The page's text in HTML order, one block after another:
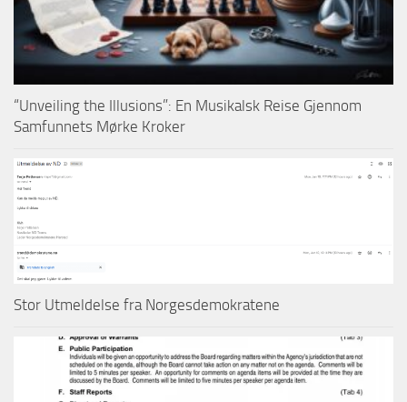
“Unveiling the Illusions”: En Musikalsk Reise Gjennom
Samfunnets Mørke Kroker
Stor Utmeldelse fra Norgesdemokratene